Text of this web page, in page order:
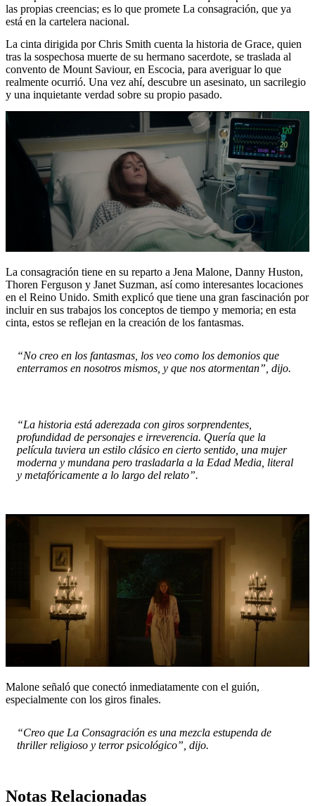
las propias creencias; es lo que promete La consagración, que ya
está en la cartelera nacional.
La cinta dirigida por Chris Smith cuenta la historia de Grace, quien
tras la sospechosa muerte de su hermano sacerdote, se traslada al
convento de Mount Saviour, en Escocia, para averiguar lo que
realmente ocurrió. Una vez ahí, descubre un asesinato, un sacrilegio
y una inquietante verdad sobre su propio pasado.
La consagración tiene en su reparto a Jena Malone, Danny Huston,
Thoren Ferguson y Janet Suzman, así como interesantes locaciones
en el Reino Unido. Smith explicó que tiene una gran fascinación por
incluir en sus trabajos los conceptos de tiempo y memoria; en esta
cinta, estos se reflejan en la creación de los fantasmas.
“No creo en los fantasmas, los veo como los demonios que
enterramos en nosotros mismos, y que nos atormentan”, dijo.
“La historia está aderezada con giros sorprendentes,
profundidad de personajes e irreverencia. Quería que la
película tuviera un estilo clásico en cierto sentido, una mujer
moderna y mundana pero trasladarla a la Edad Media, literal
y metafóricamente a lo largo del relato”.
Malone señaló que conectó inmediatamente con el guión,
especialmente con los giros finales.
“Creo que La Consagración es una mezcla estupenda de
thriller religioso y terror psicológico”, dijo.
Notas Relacionadas